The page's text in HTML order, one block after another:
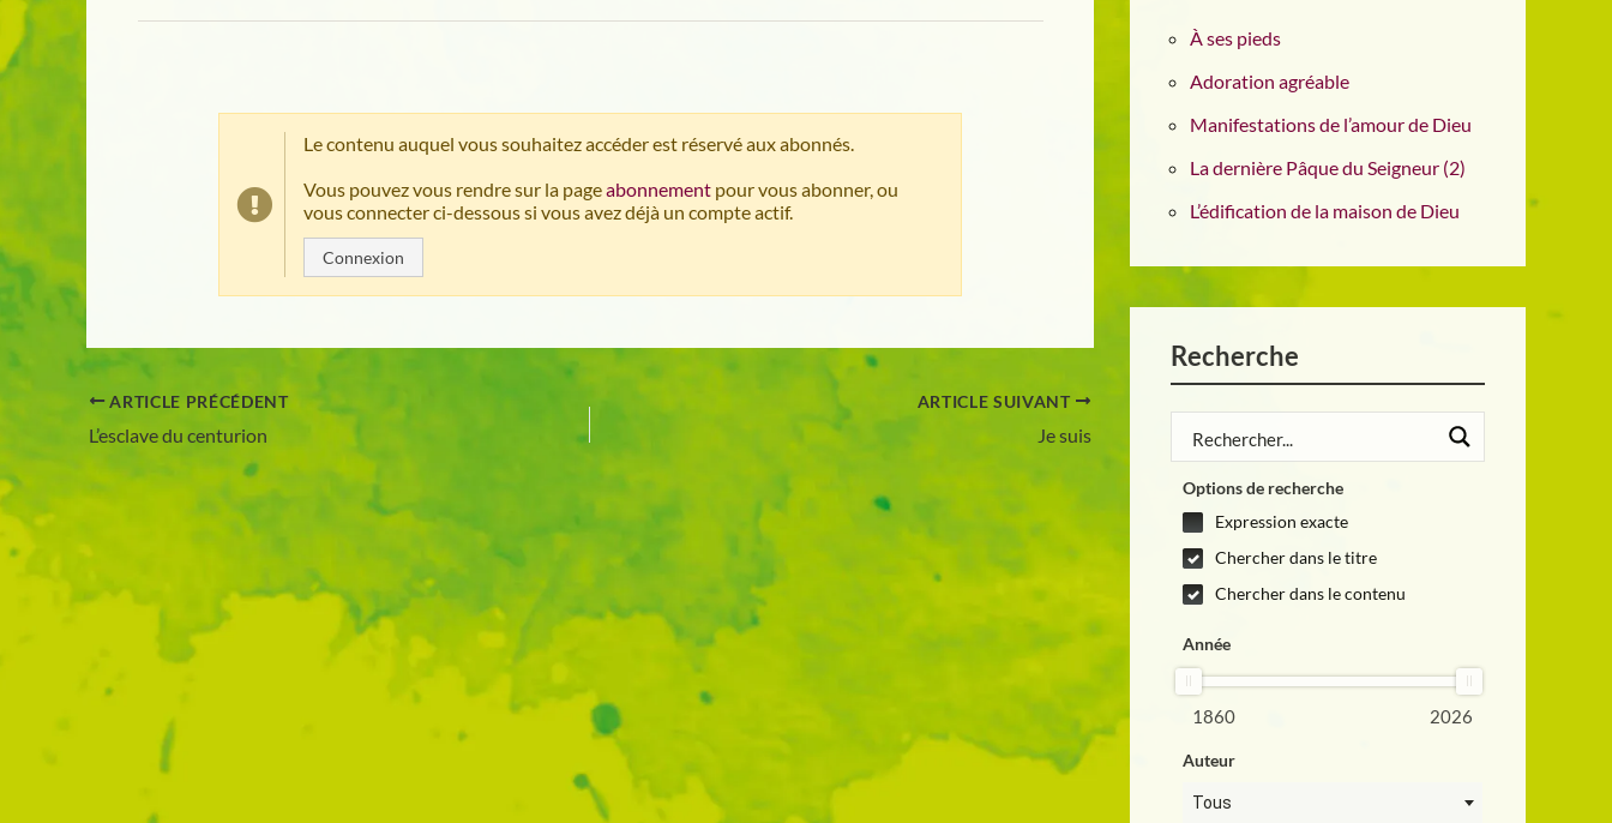
Le contenu auquel vous souhaitez accéder est réservé aux abonnés.
Vous pouvez vous rendre sur la pageabonnement pour vous abonner, ou
vous connecter ci-dessous si vous avez déjà un compte actif.
Connexion
ARTICLE PRÉCÉDENT
L’esclave du centurion
ARTICLE SUIVANT
Je suis
À ses pieds
Adoration agréable
Manifestations de l’amour de Dieu
La dernière Pâque du Seigneur (2)
L’édification de la maison de Dieu
Recherche
Options de recherche
Expression exacte
Chercher dans le titre
Chercher dans le contenu
Année
1860 2026
Auteur
Tous